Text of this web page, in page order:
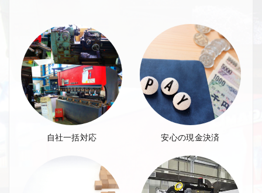
自社一括対応 安心の現金決済